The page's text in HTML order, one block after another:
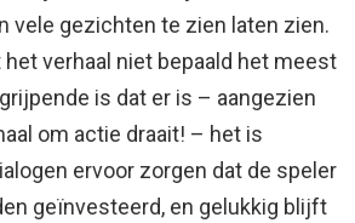
vele gezichten te zien laten zien.
verhaal niet bepaald het meest
is dat er is – aangezien
om actie draait! – het is
ervoor zorgen dat de speler
geïnvesteerd, en gelukkig blijft